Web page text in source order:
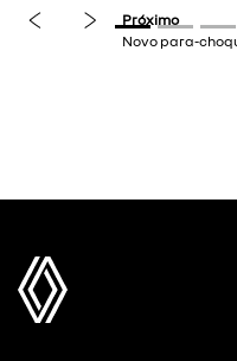
previous next